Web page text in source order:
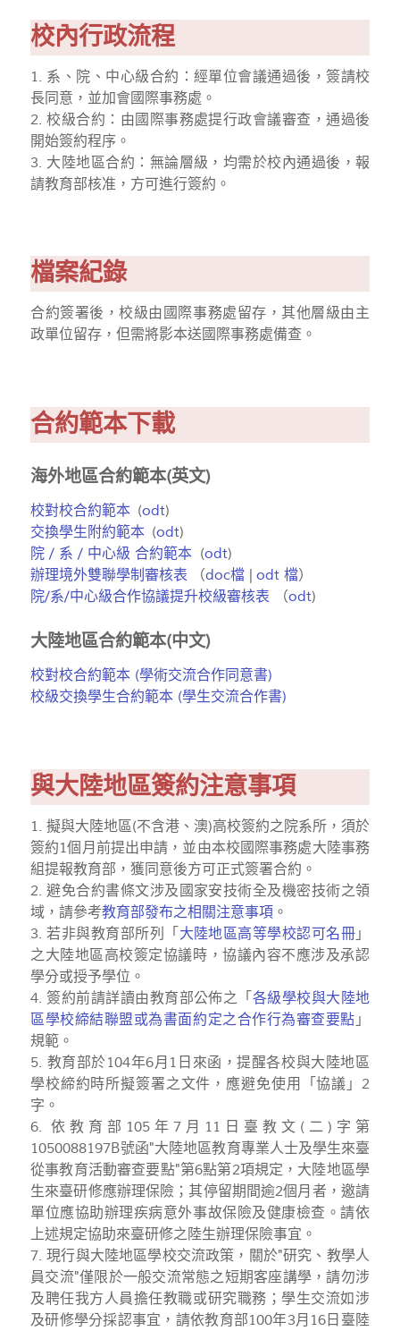
校內行政流程
1. 系、院、中心級合約：經單位會議通過後，簽請校
長同意，並加會國際事務處。
2. 校級合約：由國際事務處提行政會議審查，通過後
開始簽約程序。
3. 大陸地區合約：無論層級，均需於校內通過後，報
請教育部核准，方可進行簽約。
檔案紀錄
合約簽署後，校級由國際事務處留存，其他層級由主
政單位留存，但需將影本送國際事務處備查。
合約範本下載
海外地區合約範本(英文)
校對校合約範本 (odt)
交換學生附約範本 (odt)
院 / 系 / 中心級 合約範本 (odt)
辦理境外雙聯學制審核表 （doc檔 odt 檔）
院/系/中心級合作協議提升校級審核表
（odt)
大陸地區合約範本(中文)
校對校合約範本 (學術交流合作同意書)
校級交換學生合約範本 (學生交流合作書)
與大陸地區簽約注意事項
1. 擬與大陸地區(不含港、澳)高校簽約之院系所，須於
簽約1個月前提出申請，並由本校國際事務處大陸事務
組提報教育部，獲同意後方可正式簽署合約。
2. 避免合約書條文涉及國家安技術全及機密技術之領
域，請參考教育部發布之相關注意事項 。
3. 若非與教育部所列「 大陸地區高等學校認可名冊 」
之大陸地區高校簽定協議時，協議內容不應涉及承認
學分或授予學位。
4. 簽約前請詳讀由教育部公佈之「 各級學校與大陸地
區學校締結聯盟或為書面約定之合作行為審查要點 」
規範。
5. 教育部於104年6月1日來函，提醒各校與大陸地區
學校締約時所擬簽署之文件，應避免使用「協議」2
字。
6. 依教育部105年7月11日臺教文(二)字第
1050088197B號函"大陸地區教育專業人士及學生來臺
從事教育活動審查要點"第6點第2項規定，大陸地區學
生來臺研修應辦理保險；其停留期間逾2個月者，邀請
單位應協助辦理疾病意外事故保險及健康檢查。請依
上述規定協助來臺研修之陸生辦理保險事宜。
7. 現行與大陸地區學校交流政策，關於"研究、教學人
員交流"僅限於一般交流常態之短期客座講學，請勿涉
及聘任我方人員擔任教職或研究職務；學生交流如涉
及研修學分採認事宜，請依教育部100年3月16日臺陸